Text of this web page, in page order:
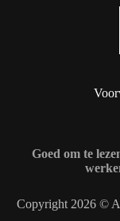
Goed om te
Copyright 2026 ©